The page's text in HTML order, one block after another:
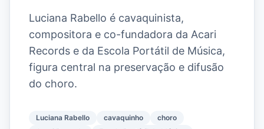
Luciana Rabello é cavaquinista,
compositora e co-fundadora da Acari
Records e da Escola Portátil de Música,
figura central na preservação e difusão
do choro.
Luciana Rabello cavaquinho
choro